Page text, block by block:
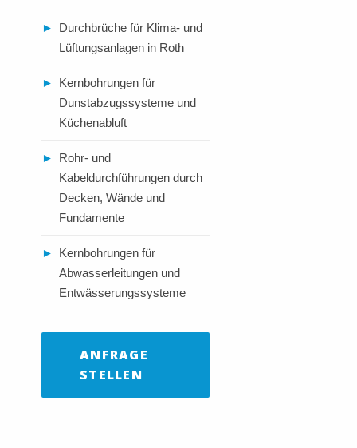
►
Durchbrüche für Klima- und
Lüftungsanlagen in Roth
►
Kernbohrungen für
Dunstabzugssysteme und
Küchenabluft
►
Rohr- und
Kabeldurchführungen durch
Decken, Wände und
Fundamente
►
Kernbohrungen für
Abwasserleitungen und
Entwässerungssysteme
ANFRAGE
STELLEN